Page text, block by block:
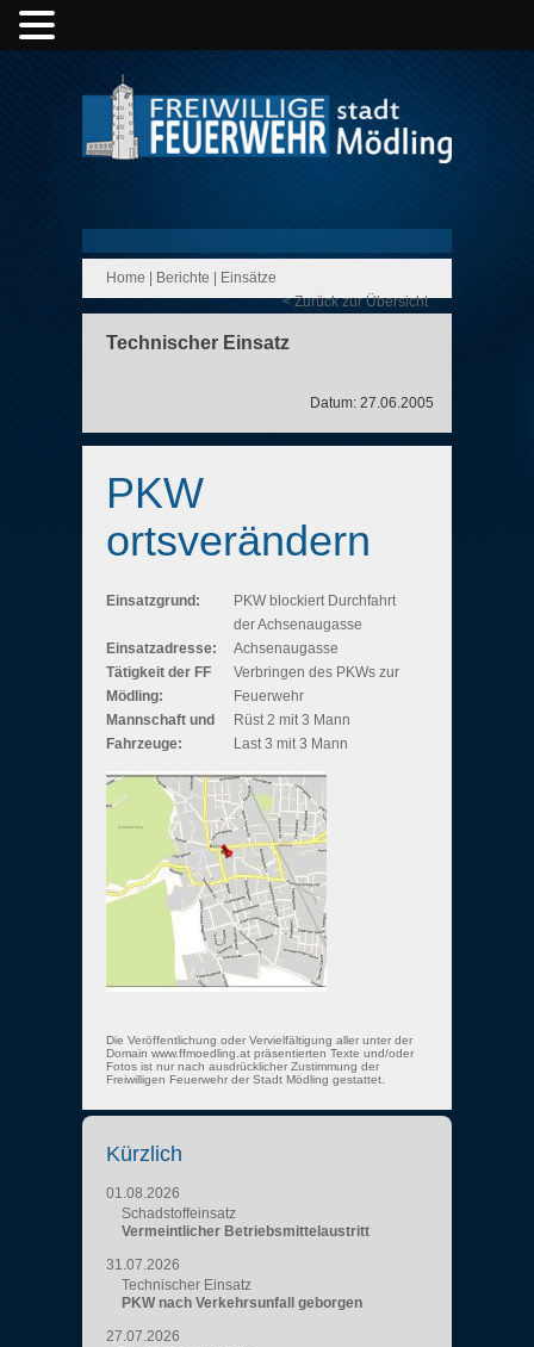
Home Berichte
Einsätze
< Zurück zur Übersicht
Technischer Einsatz
Datum: 27.06.2005
PKW
ortsverändern
Einsatzgrund:
PKW blockiert Durchfahrt
der Achsenaugasse
Einsatzadresse:
Achsenaugasse
Tätigkeit der FF
Mödling:
Verbringen des PKWs zur
Feuerwehr
Mannschaft und
Fahrzeuge:
Rüst 2 mit 3 Mann
Last 3 mit 3 Mann
Die Veröffentlichung oder Vervielfältigung aller unter der
Domain www.ffmoedling.at präsentierten Texte und/oder
Fotos ist nur nach ausdrücklicher Zustimmung der
Freiwilligen Feuerwehr der Stadt Mödling gestattet.
Kürzlich
01.08.2026
Schadstoffeinsatz
Vermeintlicher Betriebsmittelaustritt
31.07.2026
Technischer Einsatz
PKW nach Verkehrsunfall geborgen
27.07.2026